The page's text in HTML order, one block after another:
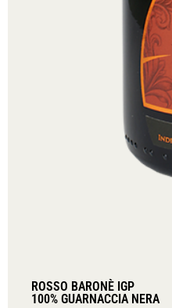
ROSSO BARONÈ IGP
100% GUARNACCIA NERA